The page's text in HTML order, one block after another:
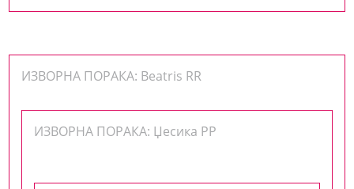
ИЗВОРНА ПОРАКА: Beatris RR
ИЗВОРНА ПОРАКА: Џесика РР